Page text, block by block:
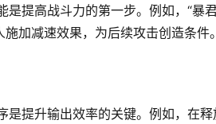
是提高战斗力的第一步。例如，“暴
施加减速效果，为后续攻击创造条件
是提升输出效率的关键。例如，在